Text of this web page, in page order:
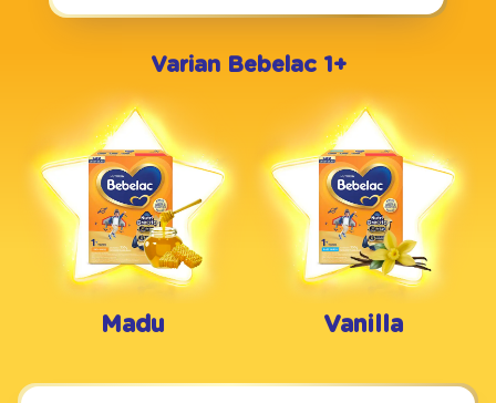
Varian Bebelac 1+
Madu Vanilla